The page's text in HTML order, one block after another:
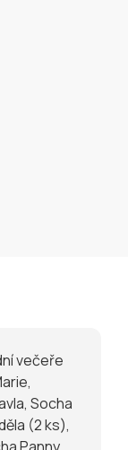
večeře
Socha
(2 ks),